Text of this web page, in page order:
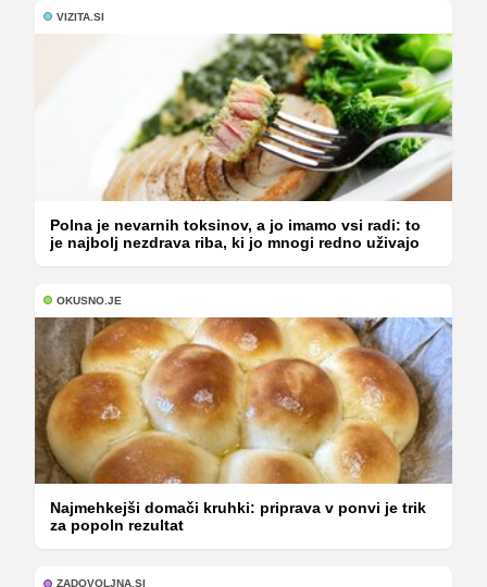
VIZITA.SI
Polna je nevarnih toksinov, a jo imamo vsi radi: to
je najbolj nezdrava riba, ki jo mnogi redno uživajo
OKUSNO.JE
Najmehkejši domači kruhki: priprava v ponvi je trik
za popoln rezultat
ZADOVOLJNA.SI